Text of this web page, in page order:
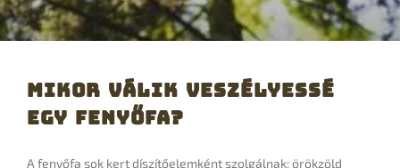
Mikor válik veszélyessé
egy fenyőfa?
A fenyőfa sok kert díszítőelemként szolgálnak: örökzöld